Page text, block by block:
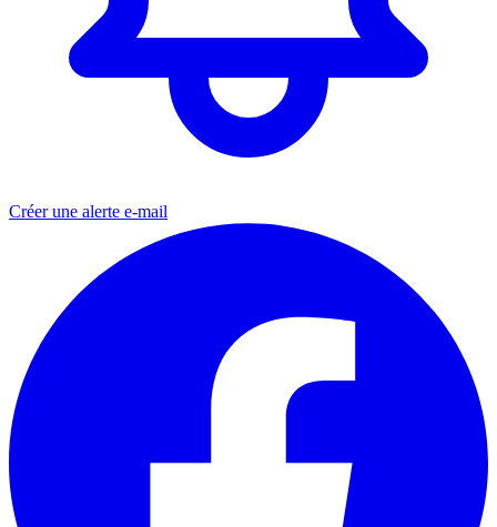
Créer une alerte e-mail